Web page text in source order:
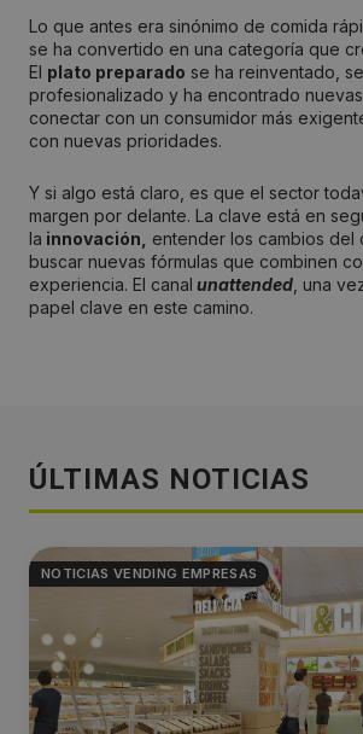
Lo que antes era sinónimo de comida
se ha convertido en una categoría que
El plato preparado se ha reinventado,
profesionalizado y ha encontrado
conectar con un consumidor más
con nuevas prioridades.
Y si algo está claro, es que el sector
margen por delante. La clave está en
la innovación,
entender los cambios del
buscar nuevas fórmulas que combinen
experiencia. El canal unattended , una
papel clave en este camino.
ÚLTIMAS NOTICIAS
NOTICIAS VENDING EMPRESAS